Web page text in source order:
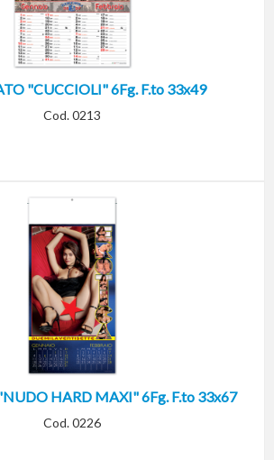
"CUCCIOLI" 6Fg. F.to 33x49
Cod. 0213
HARD MAXI" 6Fg. F.to 33x67
Cod. 0226